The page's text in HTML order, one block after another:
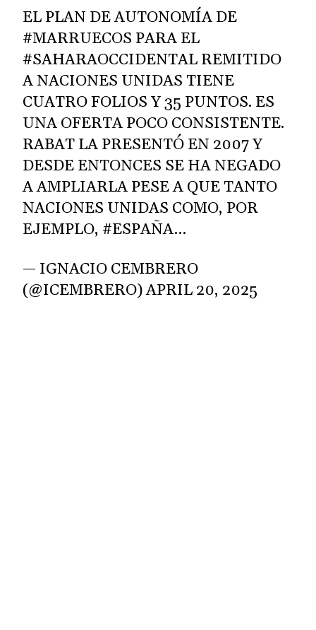
EL PLAN DE AUTONOMÍA DE
#MARRUECOS PARA EL
#SAHARAOCCIDENTAL REMITIDO
A NACIONES UNIDAS TIENE
CUATRO FOLIOS Y 35 PUNTOS. ES
UNA OFERTA POCO CONSISTENTE.
RABAT LA PRESENTÓ EN 2007 Y
DESDE ENTONCES SE HA NEGADO
A AMPLIARLA PESE A QUE TANTO
NACIONES UNIDAS COMO, POR
EJEMPLO, #ESPAÑA…
— IGNACIO CEMBRERO
(@ICEMBRERO)APRIL 20, 2025